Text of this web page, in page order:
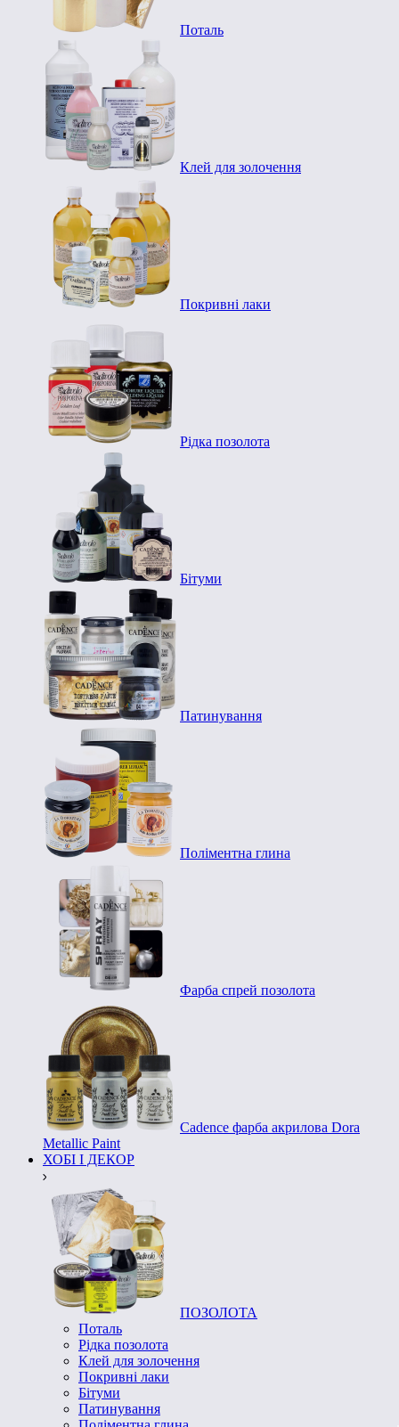
Поталь
Клей для золочення
Покривні лаки
Рідка позолота
Бітуми
Патинування
Поліментна глина
Фарба спрей позолота
Cadence фарба акрилова Dora
Metallic Paint
ХОБІ І ДЕКОР
ПОЗОЛОТА
Поталь
Рідка позолота
Клей для золочення
Покривні лаки
Бітуми
Патинування